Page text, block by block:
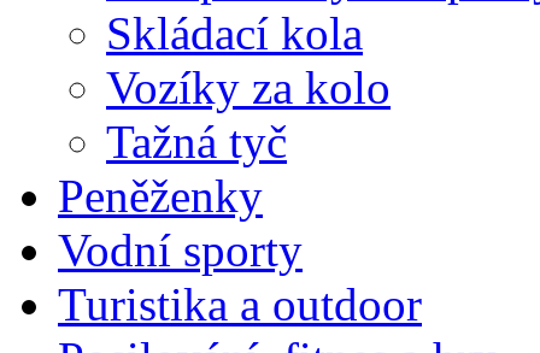
Skládací kola
Vozíky za kolo
Tažná tyč
Peněženky
Vodní sporty
Turistika a outdoor